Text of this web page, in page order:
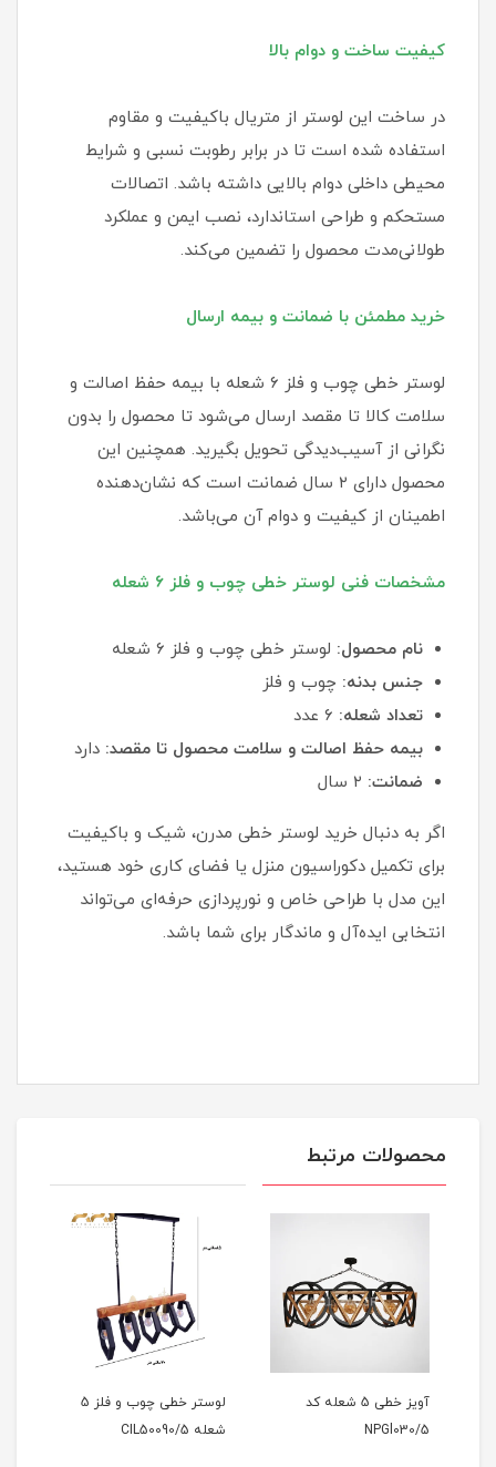
کیفیت ساخت و دوام بالا
در ساخت این لوستر از متریال باکیفیت و مقاوم
استفاده شده است تا در برابر رطوبت نسبی و شرایط
محیطی داخلی دوام بالایی داشته باشد. اتصالات
مستحکم و طراحی استاندارد، نصب ایمن و عملکرد
طولانی‌مدت محصول را تضمین می‌کند.
خرید مطمئن با ضمانت و بیمه ارسال
لوستر خطی چوب و فلز ۶ شعله با بیمه حفظ اصالت و
سلامت کالا تا مقصد ارسال می‌شود تا محصول را بدون
نگرانی از آسیب‌دیدگی تحویل بگیرید. همچنین این
محصول دارای ۲ سال ضمانت است که نشان‌دهنده
اطمینان از کیفیت و دوام آن می‌باشد.
مشخصات فنی لوستر خطی چوب و فلز ۶ شعله
نام محصول: لوستر خطی چوب و فلز ۶ شعله
جنس بدنه: چوب و فلز
تعداد شعله: ۶ عدد
بیمه حفظ اصالت و سلامت محصول تا مقصد: دارد
ضمانت:
اگر به دنبال خرید لوستر خطی مدرن، شیک و باکیفیت
برای تکمیل دکوراسیون منزل یا فضای کاری خود هستید،
این مدل با طراحی خاص و نورپردازی حرفه‌ای می‌تواند
انتخابی ایده‌آل و ماندگار برای شما باشد.
محصولات مرتبط
آویز خطی 5 شعله کد
NPGl030/5
لوستر خطی چوب و فلز 5
شعله CIL50090/5